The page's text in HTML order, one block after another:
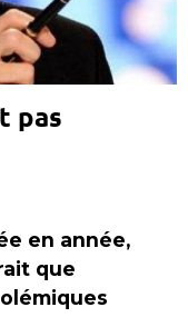
pas
en année,
que